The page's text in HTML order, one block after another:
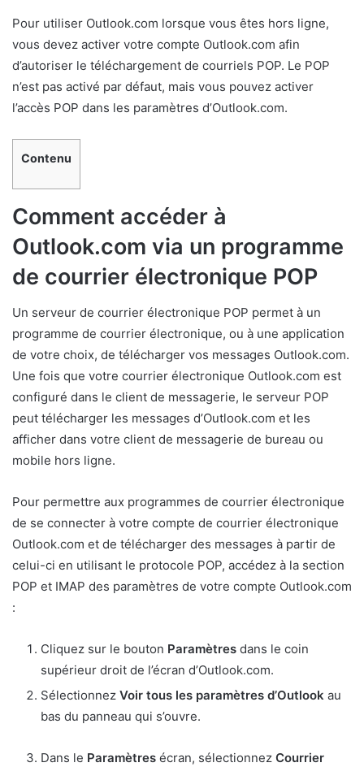
Pour utiliser Outlook.com lorsque vous êtes hors ligne,
vous devez activer votre compte Outlook.com afin
d’autoriser le téléchargement de courriels POP. Le POP
n’est pas activé par défaut, mais vous pouvez activer
l’accès POP dans les paramètres d’Outlook.com.
Contenu
Comment accéder à
Outlook.com via un programme
de courrier électronique POP
Un serveur de courrier électronique POP permet à un
programme de courrier électronique, ou à une application
de votre choix, de télécharger vos messages Outlook.com.
Une fois que votre courrier électronique Outlook.com est
configuré dans le client de messagerie, le serveur POP
peut télécharger les messages d’Outlook.com et les
afficher dans votre client de messagerie de bureau ou
mobile hors ligne.
Pour permettre aux programmes de courrier électronique
de se connecter à votre compte de courrier électronique
Outlook.com et de télécharger des messages à partir de
celui-ci en utilisant le protocole POP, accédez à la section
POP et IMAP des paramètres de votre compte Outlook.com
:
Cliquez sur le bouton Paramètres dans le coin
supérieur droit de l’écran d’Outlook.com.
Sélectionnez Voir tous les paramètres d’Outlook au
bas du panneau qui s’ouvre.
Dans le Paramètres écran, sélectionnez Courrier